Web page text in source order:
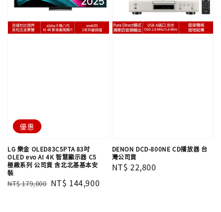
優惠
LG 樂金 OLED83C5PTA 83吋
OLED evo AI 4K 智慧顯示器 C5
極緻系列 公司貨 含北北基基本安
裝
Regular
NT$ 179,000 Sale
NT$ 144,900
DENON DCD-800NE CD播放器 台
灣公司貨
Regular
NT$ 22,800